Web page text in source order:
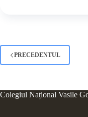
PRECEDENTUL
Colegiul Național Vasile